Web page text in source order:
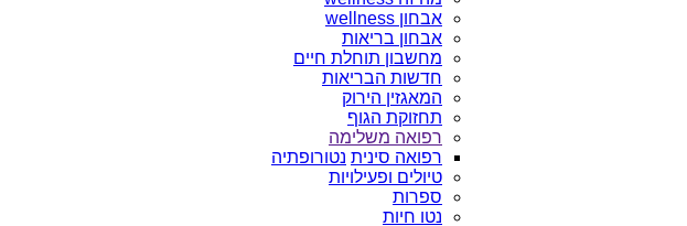
אבחון wellness
אבחון בריאות
מחשבון תוחלת חיים
חדשות הבריאות
המאגזין הירוק
תחזוקת הגוף
רפואה משלימה
רפואה סינית נטורופתיה
טיולים ופעילויות
ספרות
נטו חיות